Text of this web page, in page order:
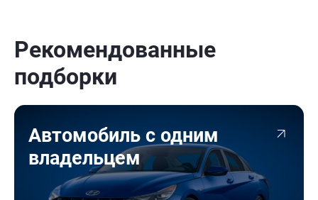
Рекомендованные
подборки
Автомобиль с одним
владельцем